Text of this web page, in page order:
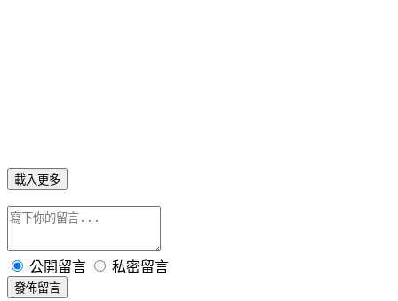
載入更多
公開留言 私密留言
發佈留言